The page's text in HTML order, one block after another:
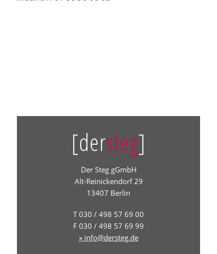
[dersteg]
Der Steg gGmbH
Alt-Reinickendorf 29
13407 Berlin
T 030 / 498 57 69 00
F 030 / 498 57 69 99
» info@dersteg.de